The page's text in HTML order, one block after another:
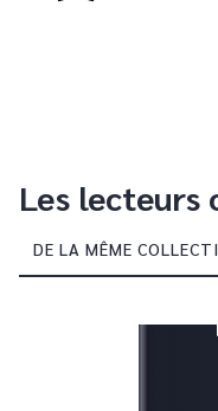
Les lecteurs
DE LA MÊME